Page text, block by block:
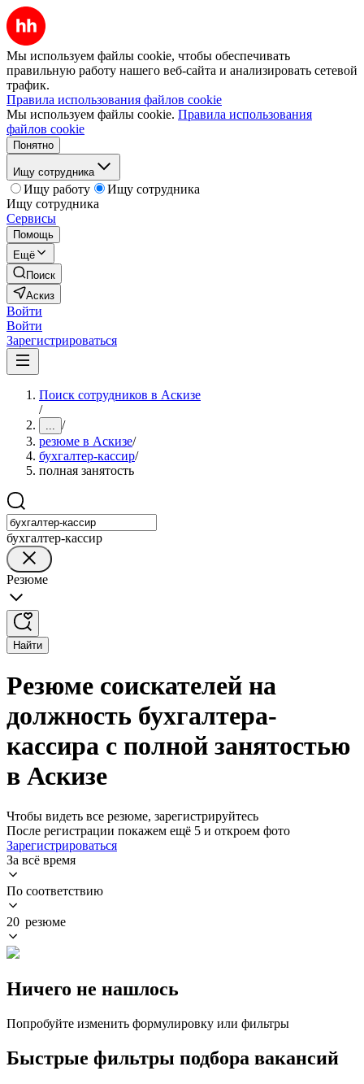
Мы используем файлы cookie, чтобы обеспечивать
правильную работу нашего веб-сайта и анализировать сетевой
трафик.
Правила использования файлов cookie
Мы используем файлы cookie. Правила использования
файлов cookie
Понятно
Ищу сотрудника
Ищу работу
Ищу сотрудника
Ищу сотрудника
Сервисы
Помощь
Ещё
Поиск
Аскиз
Войти
Войти
Зарегистрироваться
Поиск сотрудников в Аскизе
/
... /
резюме в Аскизе/
бухгалтер-кассир/
полная занятость
бухгалтер-кассир
Резюме
Найти
Резюме соискателей на
должность бухгалтера-
кассира с полной занятостью
в Аскизе
Чтобы видеть все резюме, зарегистрируйтесь
После регистрации покажем ещё 5 и откроем фото
Зарегистрироваться
За всё время
По соответствию
20 резюме
Ничего не нашлось
Попробуйте изменить формулировку или фильтры
Быстрые фильтры подбора вакансий